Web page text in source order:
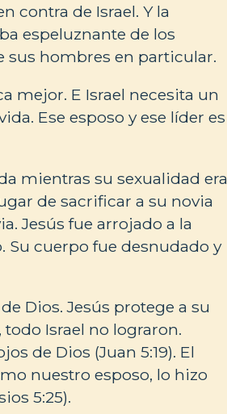
contra de Israel. Y la
espeluznante de los
sus hombres en particular.
mejor. E Israel necesita un
Ese esposo y ese líder es
mientras su sexualidad era
de sacrificar a su novia
Jesús fue arrojado a la
Su cuerpo fue desnudado y
Dios. Jesús protege a su
Israel no lograron.
de Dios (Juan 5:19). El
nuestro esposo, lo hizo
5:25).